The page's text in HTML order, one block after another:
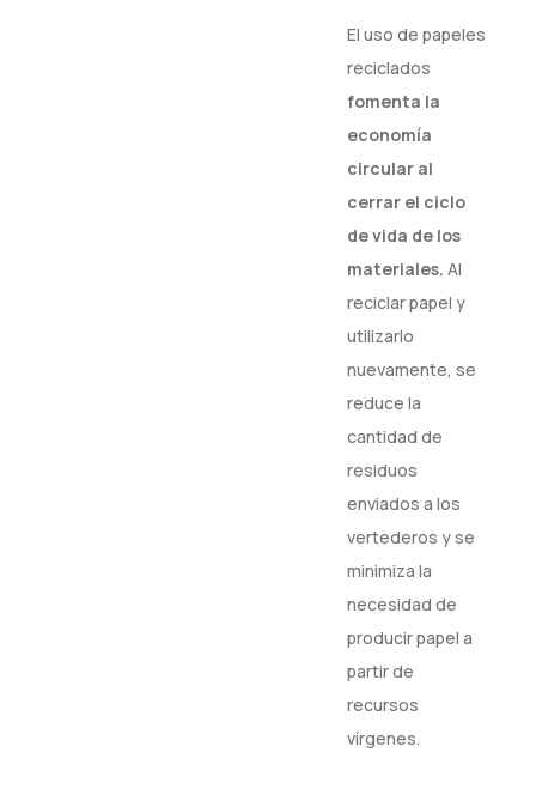
El uso de papeles
reciclados
fomenta la
economía
circular al
cerrar el ciclo
de vida de los
materiales. Al
reciclar papel y
utilizarlo
nuevamente, se
reduce la
cantidad de
residuos
enviados a los
vertederos y se
minimiza la
necesidad de
producir papel a
partir de
recursos
vírgenes.